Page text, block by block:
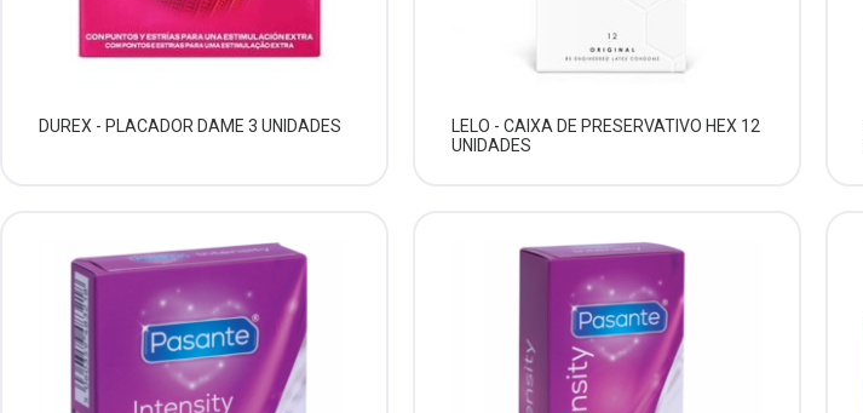
DUREX - PLACADOR DAME 3 UNIDADES
LELO - CAIXA DE PRESERVATIVO HEX 12
UNIDADES